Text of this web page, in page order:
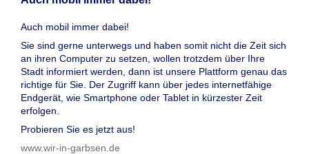
Auch mobil immer dabei!
Sie sind gerne unterwegs und haben somit nicht die Zeit sich
an ihren Computer zu setzen, wollen trotzdem über Ihre
Stadt informiert werden, dann ist unsere Plattform genau das
richtige für Sie. Der Zugriff kann über jedes internetfähige
Endgerät, wie Smartphone oder Tablet in kürzester Zeit
erfolgen.
Probieren Sie es jetzt aus!
www.wir-in-garbsen.de